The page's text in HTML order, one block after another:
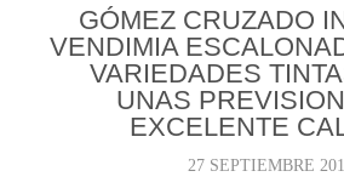
GÓMEZ CRUZADO
VENDIMIA
VARIEDADES
UNAS
EXCELENTE
27 SEPTIEMBRE